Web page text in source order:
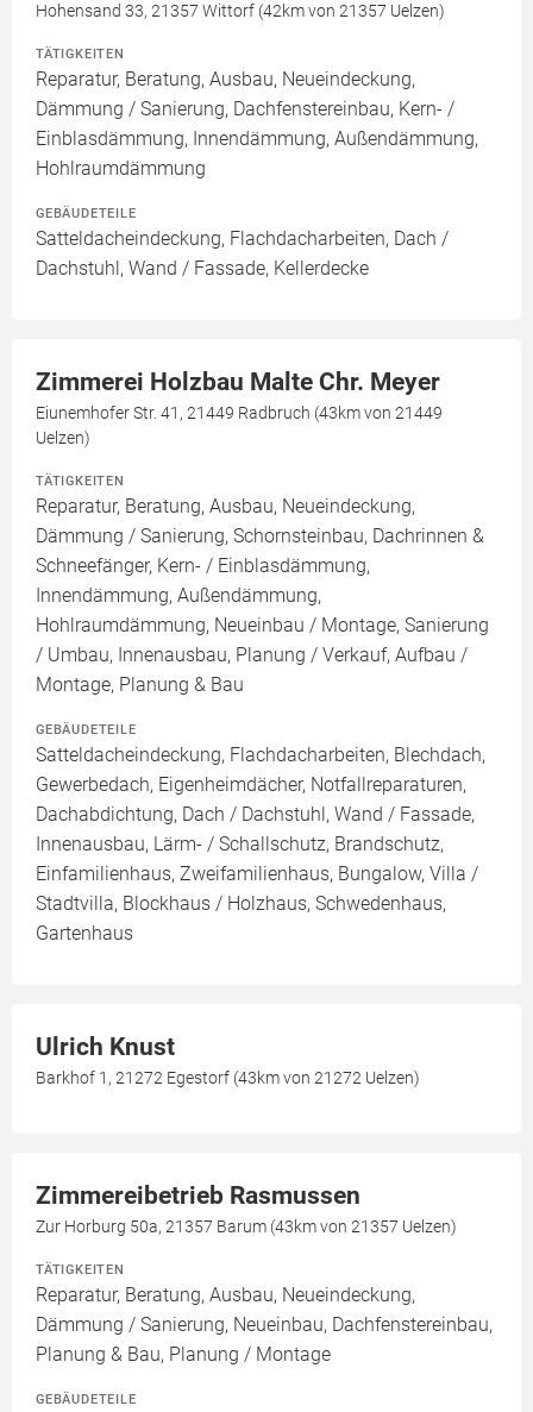
Hohensand 33, 21357 Wittorf (42km von 21357 Uelzen)
TÄTIGKEITEN
Reparatur, Beratung, Ausbau, Neueindeckung,
Dämmung / Sanierung, Dachfenstereinbau, Kern- /
Einblasdämmung, Innendämmung, Außendämmung,
Hohlraumdämmung
GEBÄUDETEILE
Satteldacheindeckung, Flachdacharbeiten, Dach /
Dachstuhl, Wand / Fassade, Kellerdecke
Zimmerei Holzbau Malte Chr. Meyer
Eiunemhofer Str. 41, 21449 Radbruch (43km von 21449
Uelzen)
TÄTIGKEITEN
Reparatur, Beratung, Ausbau, Neueindeckung,
Dämmung / Sanierung, Schornsteinbau, Dachrinnen &
Schneefänger, Kern- / Einblasdämmung,
Innendämmung, Außendämmung,
Hohlraumdämmung, Neueinbau / Montage, Sanierung
/ Umbau, Innenausbau, Planung / Verkauf, Aufbau /
Montage, Planung & Bau
GEBÄUDETEILE
Satteldacheindeckung, Flachdacharbeiten, Blechdach,
Gewerbedach, Eigenheimdächer, Notfallreparaturen,
Dachabdichtung, Dach / Dachstuhl, Wand / Fassade,
Innenausbau, Lärm- / Schallschutz, Brandschutz,
Einfamilienhaus, Zweifamilienhaus, Bungalow, Villa /
Stadtvilla, Blockhaus / Holzhaus, Schwedenhaus,
Gartenhaus
Ulrich Knust
Barkhof 1, 21272 Egestorf (43km von 21272 Uelzen)
Zimmereibetrieb Rasmussen
Zur Horburg 50a, 21357 Barum (43km von 21357 Uelzen)
TÄTIGKEITEN
Reparatur, Beratung, Ausbau, Neueindeckung,
Dämmung / Sanierung, Neueinbau, Dachfenstereinbau,
Planung & Bau, Planung / Montage
GEBÄUDETEILE